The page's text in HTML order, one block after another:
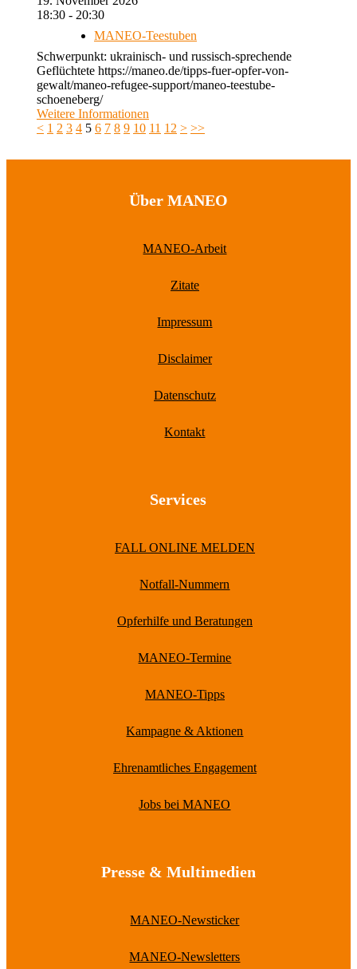
18:30 - 20:30
MANEO-Teestuben
Schwerpunkt: ukrainisch- und russisch-sprechende
Geflüchtete https://maneo.de/tipps-fuer-opfer-von-
gewalt/maneo-refugee-support/maneo-teestube-
schoeneberg/
Weitere Informationen
< 1 2 3 4 5 6 7 8 9 10 11 12 > >>
Über MANEO
MANEO-Arbeit
Zitate
Impressum
Disclaimer
Datenschutz
Kontakt
Services
FALL ONLINE MELDEN
Notfall-Nummern
Opferhilfe und Beratungen
MANEO-Termine
MANEO-Tipps
Kampagne & Aktionen
Ehrenamtliches Engagement
Jobs bei MANEO
Presse & Multimedien
MANEO-Newsticker
MANEO-Newsletters